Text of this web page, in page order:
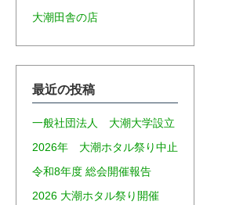
大潮田舎の店
最近の投稿
一般社団法人 大潮大学設立
2026年 大潮ホタル祭り中止
令和8年度 総会開催報告
2026 大潮ホタル祭り開催